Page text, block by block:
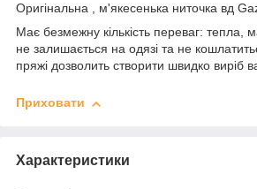
Оригінальна , м'якесенька ниточка вд
Має безмежну кількість переваг: тепла,
не залишається на одязі та не
пряжі дозволить створити швидко виріб
Приховати
Характеристики